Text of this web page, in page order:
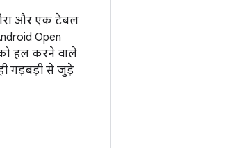
और एक टेबल
Open
को हल करने वाले
गड़बड़ी से जुड़े